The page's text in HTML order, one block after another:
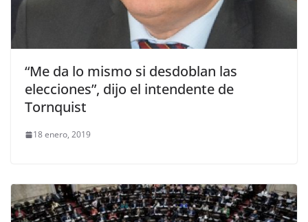
“Me da lo mismo si desdoblan las
elecciones”, dijo el intendente de
Tornquist
18 enero, 2019